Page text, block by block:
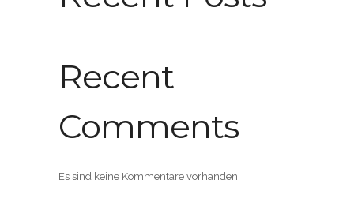
Recent
Comments
Es sind keine Kommentare vorhanden.